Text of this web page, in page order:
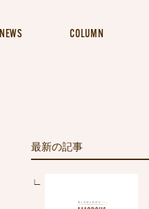
NEWS COLUMN
最新の記事